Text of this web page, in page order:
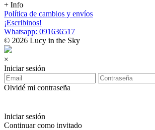
+ Info
Política de cambios y envíos
¡Escribinos!
Whatsapp: 091636517
© 2026 Lucy in the Sky
×
Iniciar sesión
Olvidé mi contraseña
Iniciar sesión
Continuar como invitado